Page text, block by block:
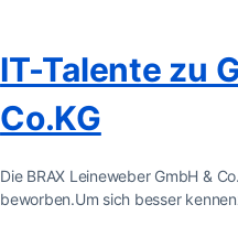
IT-Talente zu
Co.KG
Die BRAX Leineweber GmbH &
beworben.Um sich besser